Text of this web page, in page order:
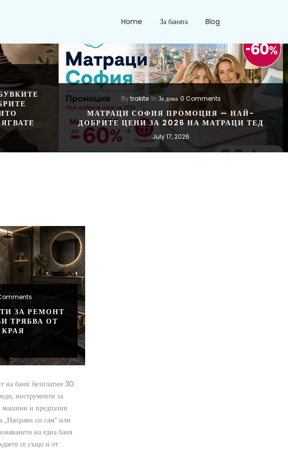
Home За банята Blog
Bytrakite In За дома 0 Comments
МАТРАЦИ СОФИЯ ПРОМОЦИЯ — НАЙ-
ДОБРИТЕ ЦЕНИ ЗА 2026 НА МАТРАЦИ ТЕД
July 17, 2026
ЗА РЕМОНТ
ТРЯБВА ОТ
на баня: безплатни 3D
инструменти за
машини и предпазни
„Направи си сам“ или
на една баня
се също и от